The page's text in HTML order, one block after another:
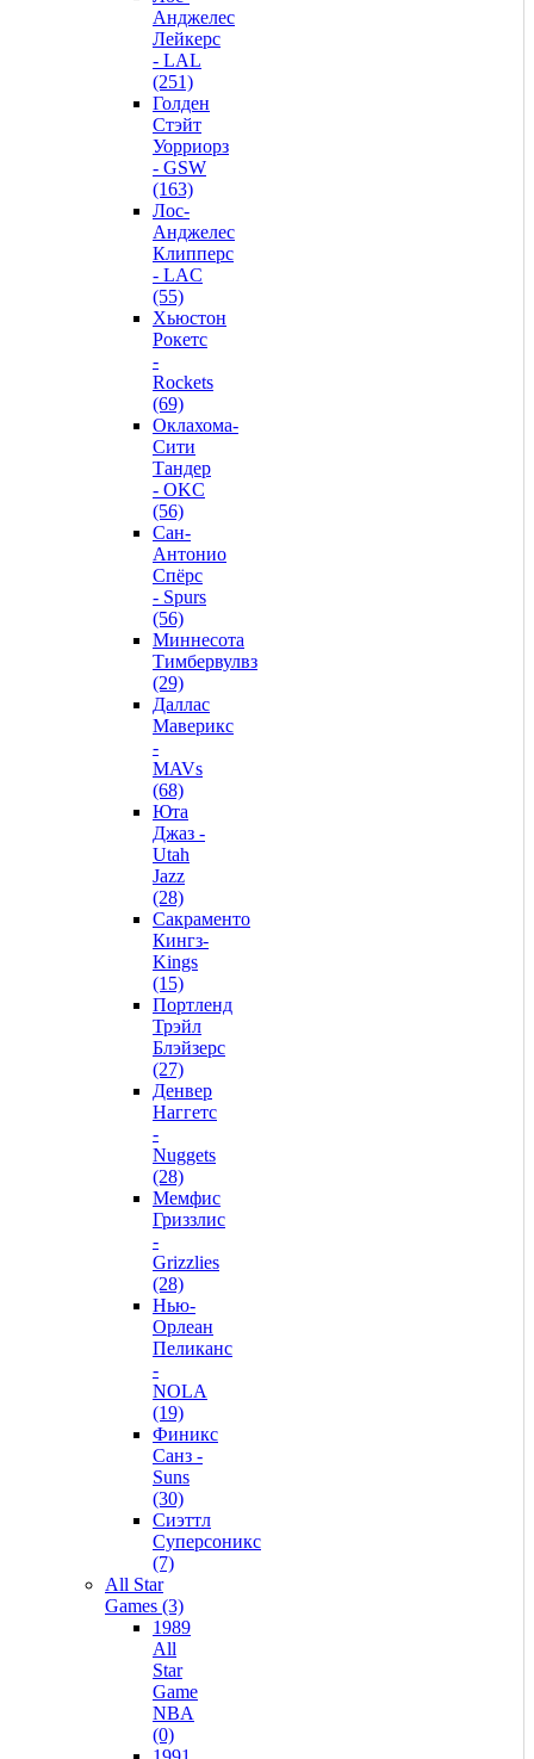
Анджелес
Лейкерс
- LAL
(251)
Голден
Стэйт
Уорриорз
- GSW
(163)
Лос-
Анджелес
Клипперс
- LAC
(55)
Хьюстон
Рокетс
-
Rockets
(69)
Оклахома-
Сити
Тандер
- OKC
(56)
Сан-
Антонио
Спёрс
- Spurs
(56)
Миннесота
Тимбервулвз
(29)
Даллас
Маверикс
-
MAVs
(68)
Юта
Джаз -
Utah
Jazz
(28)
Сакраменто
Кингз-
Kings
(15)
Портленд
Трэйл
Блэйзерс
(27)
Денвер
Наггетс
-
Nuggets
(28)
Мемфис
Гриззлис
-
Grizzlies
(28)
Нью-
Орлеан
Пеликанс
-
NOLA
(19)
Финикс
Санз -
Suns
(30)
Сиэттл
Суперсоникс
(7)
All Star
Games (3)
1989
All
Star
Game
NBA
(0)